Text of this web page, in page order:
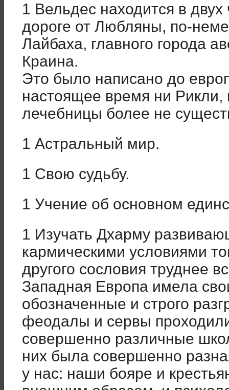
1 Вельдес находится в
дороге от Любляны, по-
Лайбаха, главного города
Краина.
Это было написано до
настоящее время ни Рикли,
лечебницы более не
1 Астральный мир.
1 Свою судьбу.
1 Учение об основном
1 Изучать Дхарму
кармическими условиями
другого сословия труднее
Западная Европа имела
обозначенные и строго
феодалы и сервы
совершенно различные
них была совершенно
у нас: наши бояре и